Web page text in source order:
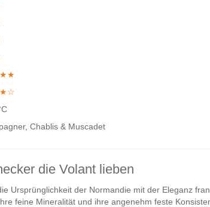
Chablis & Muscadet
die Volant lieben
Ursprünglichkeit der Normandie mit der Eleganz
feine Mineralität und ihre angenehm feste